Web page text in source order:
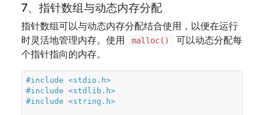
7、指针数组与动态内存分配
指针数组可以与动态内存分配结合使用，以便在运行
时灵活地管理内存。使用
malloc()
可以动态分配每
个指针指向的内存。
#include <stdio.h>
#include <stdlib.h>
#include <string.h>